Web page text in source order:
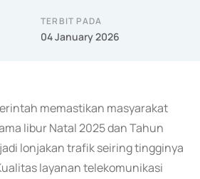
TERBIT PADA
04 January 2026
memastikan masyarakat
libur Natal 2025 dan Tahun
lonjakan trafik seiring tingginya
layanan telekomunikasi